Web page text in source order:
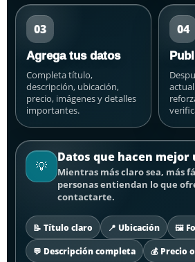
03
Agrega tus datos
Completa título,
descripción, ubicación,
precio, imágenes y detalles
importantes.
04
💡
Datos que hacen mejor
Mientras más claro sea, más
personas entiendan lo que
contactarte.
📝 Título claro 📍 Ubicación 🖼️
💬 Descripción completa 💰 Precio